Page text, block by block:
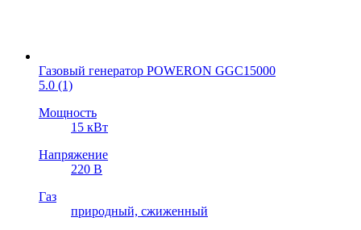
Газовый генератор POWERON GGC15000
5.0 (1)
Мощность
15 кВт
Напряжение
220 В
Газ
природный, cжиженный